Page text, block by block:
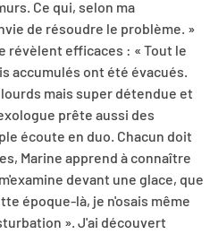
Ce qui, selon ma
de résoudre le problème. »
révèlent efficaces : « Tout le
accumulés ont été évacués.
mais super détendue et
prête aussi des
écoute en duo. Chacun doit
Marine apprend à connaître
devant une glace, que
époque-là, je n'osais même
». J'ai découvert